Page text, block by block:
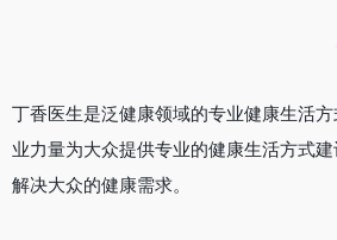
丁香医生是泛健康领域的专业健康生活
业力量为大众提供专业的健康生活方式
解决大众的健康需求。